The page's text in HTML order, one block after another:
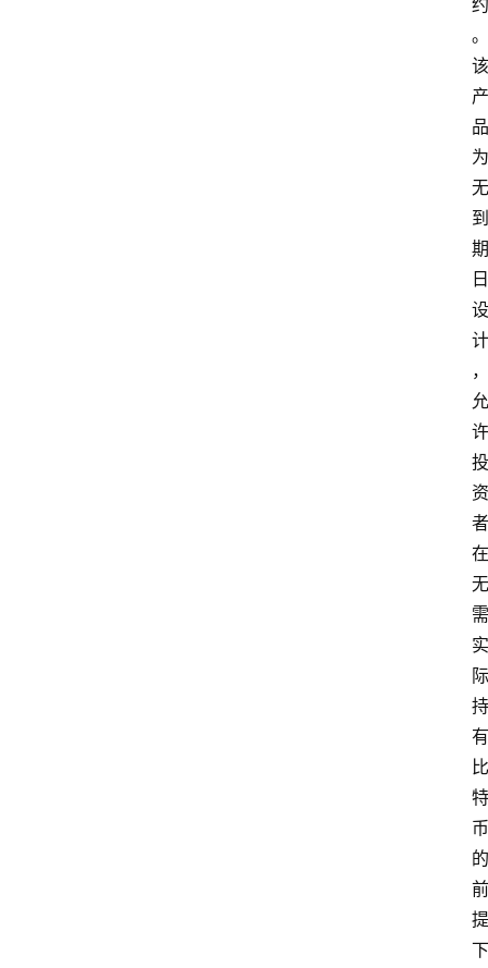
约
。
该
产
品
为
无
到
期
日
设
计
，
允
许
投
资
者
在
无
需
实
际
持
有
比
特
币
的
前
提
下